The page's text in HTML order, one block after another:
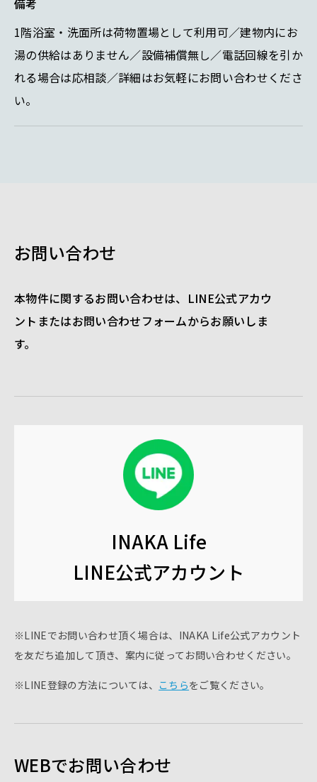
1階浴室・洗面所は荷物置場として利用可／建物内にお
湯の供給はありません／設備補償無し／電話回線を引か
れる場合は応相談／詳細はお気軽にお問い合わせくださ
い。
お問い合わせ
本物件に関するお問い合わせは、LINE公式アカウ
ントまたはお問い合わせフォームからお願いしま
す。
INAKA Life
LINE公式アカウント
※LINEでお問い合わせ頂く場合は、INAKA Life公式アカウント
を友だち追加して頂き、案内に従ってお問い合わせください。
※LINE登録の方法については、 こちらをご覧ください。
WEBでお問い合わせ